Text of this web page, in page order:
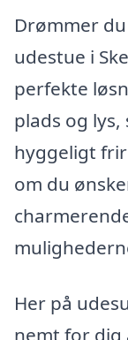
Drømmer
udestue i
perfekte
plads og
hyggeligt
om du
Her på